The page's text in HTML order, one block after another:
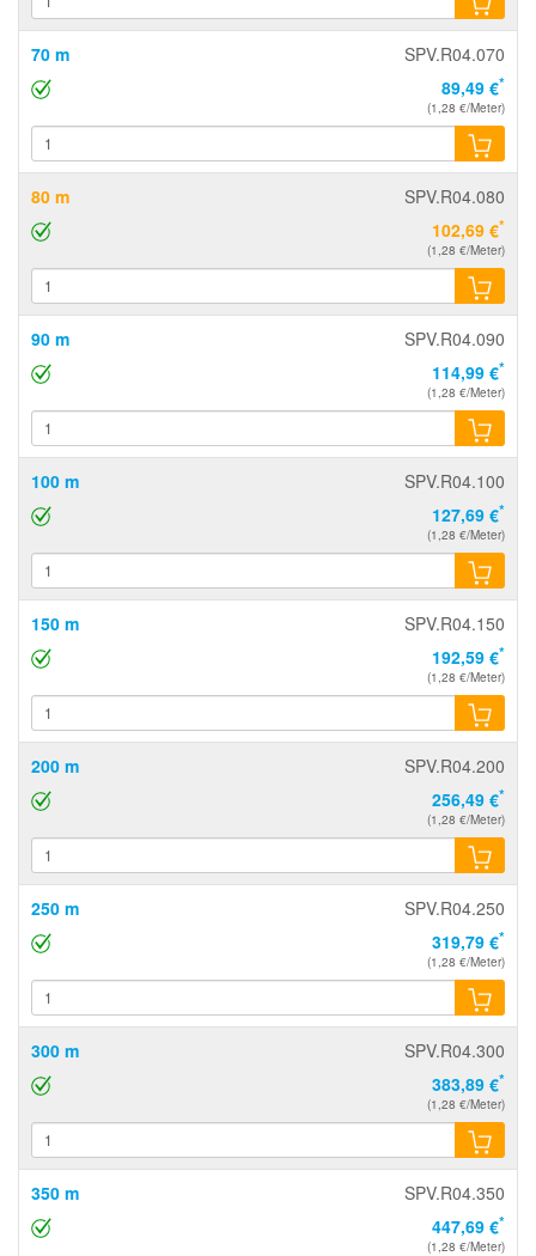
70 m
SPV.R04.070
89,49 €*
(1,28 €/Meter)
80 m
SPV.R04.080
102,69 €*
(1,28 €/Meter)
90 m
SPV.R04.090
114,99 €*
(1,28 €/Meter)
100 m
SPV.R04.100
127,69 €*
(1,28 €/Meter)
150 m
SPV.R04.150
192,59 €*
(1,28 €/Meter)
200 m
SPV.R04.200
256,49 €*
(1,28 €/Meter)
250 m
SPV.R04.250
319,79 €*
(1,28 €/Meter)
300 m
SPV.R04.300
383,89 €*
(1,28 €/Meter)
350 m
SPV.R04.350
447,69 €*
(1,28 €/Meter)